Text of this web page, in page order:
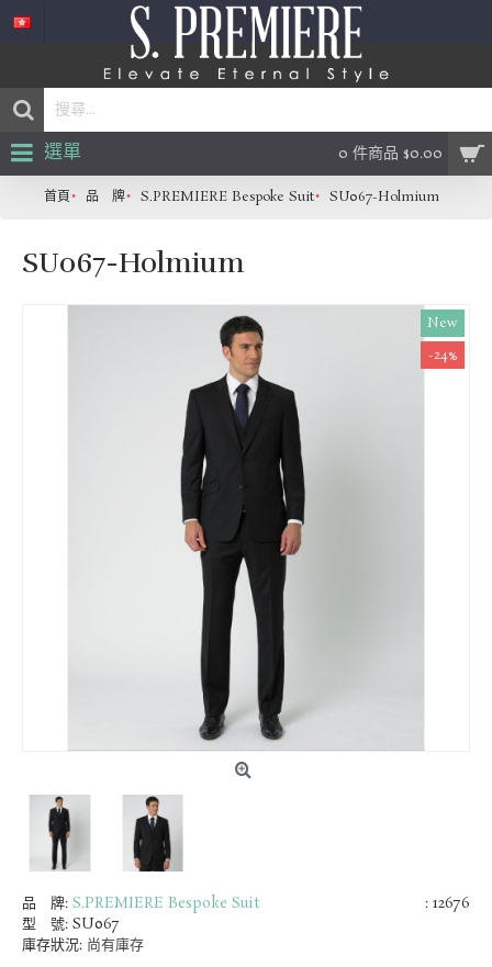
0 件商品 $0.00
選單
首頁 品 牌 S.PREMIERE Bespoke Suit SU067-Holmium
SU067-Holmium
New
-24%
: 12676
品 牌: S.PREMIERE Bespoke Suit
型 號: SU067
庫存狀況: 尚有庫存